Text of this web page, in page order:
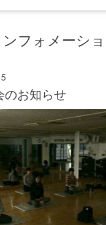
ンフォメーシ
のお知らせ